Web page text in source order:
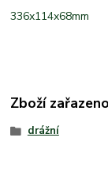
336x114x68mm
Zboží
drážní